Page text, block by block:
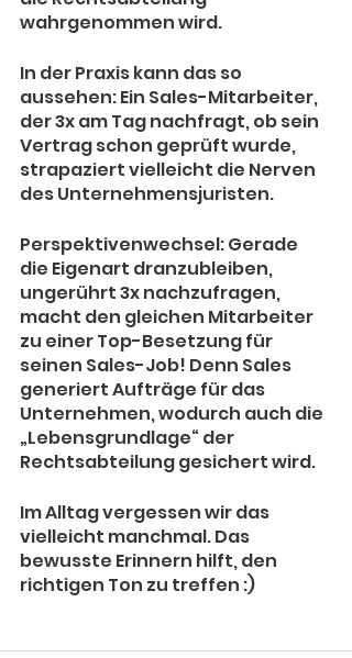
wahrgenommen wird.
In der Praxis kann das so
aussehen: Ein Sales-Mitarbeiter,
der 3x am Tag nachfragt, ob sein
Vertrag schon geprüft wurde,
strapaziert vielleicht die Nerven
des Unternehmensjuristen.
Perspektivenwechsel: Gerade
die Eigenart dranzubleiben,
ungerührt 3x nachzufragen,
macht den gleichen Mitarbeiter
zu einer Top-Besetzung für
seinen Sales-Job! Denn Sales
generiert Aufträge für das
Unternehmen, wodurch auch die
„Lebensgrundlage“ der
Rechtsabteilung gesichert wird.
Im Alltag vergessen wir das
vielleicht manchmal. Das
bewusste Erinnern hilft, den
richtigen Ton zu treffen :)